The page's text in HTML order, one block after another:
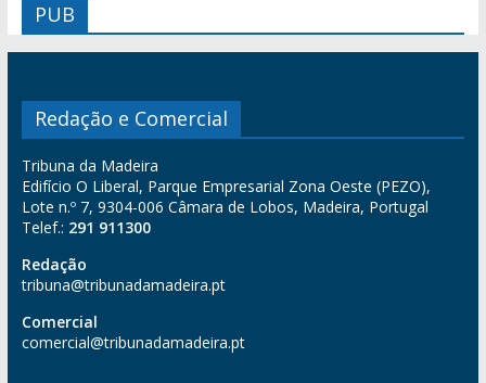
PUB
Redação e Comercial
Tribuna da Madeira
Edifício O Liberal, Parque Empresarial Zona Oeste (PEZO),
Lote n.º 7, 9304-006 Câmara de Lobos, Madeira, Portugal
Telef.: 291 911300
Redação
tribuna@tribunadamadeira.pt
Comercial
comercial@tribunadamadeira.pt